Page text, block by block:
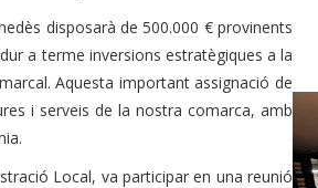
disposarà de 500.000 € provinents
a terme inversions estratègiques a la
Aquesta important assignació de
i serveis de la nostra comarca, amb
Local, va participar en una reunió